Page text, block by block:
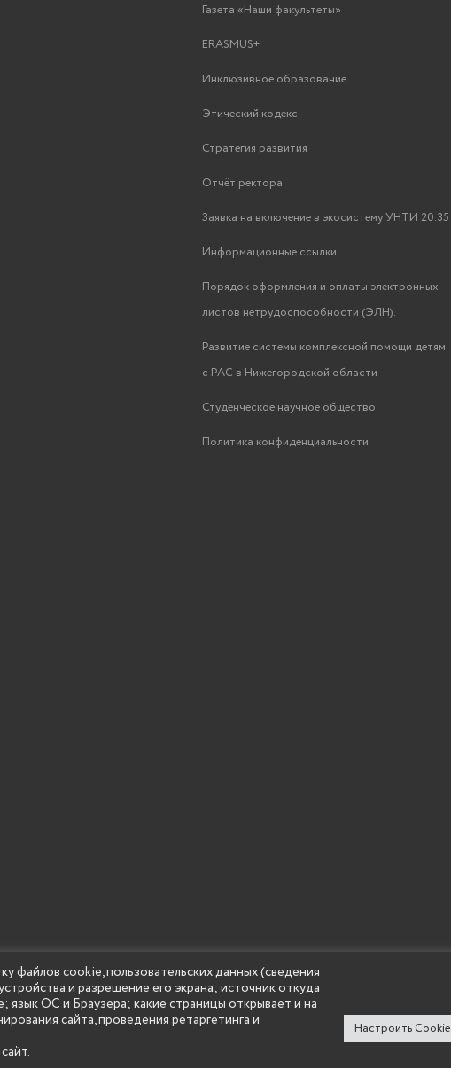
Газета «Наши факультеты»
ERASMUS+
Инклюзивное образование
Этический кодекс
Стратегия развития
Отчёт ректора
Заявка на включение в экосистему УНТИ 20.35
Информационные ссылки
Порядок оформления и оплаты электронных
листов нетрудоспособности (ЭЛН).
Развитие системы комплексной помощи детям
с РАС в Нижегородской области
Студенческое научное общество
Политика конфиденциальности
(Княгининский университет) 2002 - 2026
файлов cookie, пользовательских данных (сведения
и разрешение его экрана; источник откуда
язык ОС и Браузера; какие страницы открывает и на
сайта, проведения ретаргетинга и
Настроить Cookie